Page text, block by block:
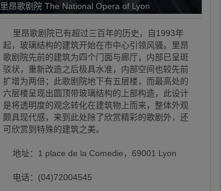
里昂歌剧院 The National Opera of Lyon
里昂歌剧院已有超过三百年的历史，自1993年
起，玻璃结构的建筑开始在市中心引领风骚。里昂
歌剧院先前的建筑为四个门面与廊厅，内部已呈斑
驳状，重新改造之后极具水准，内部空间也较先前
扩增为两倍；此歌剧院地下有五层楼，而最高处的
六层楼呈现出圆顶带玻璃结构的上部构造，此设计
是将透明度的观念转化在建筑物上而来，整体外观
颇具现代感，来到此处除了欣赏精彩的歌剧外，还
可欣赏到特殊的建筑之美。
地址：1 place de la Comedie，69001 Lyon
电话：(04)72004545